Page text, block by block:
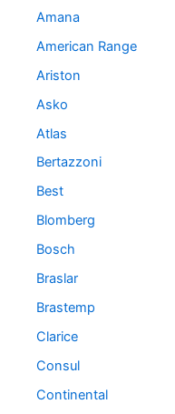
Amana
American Range
Ariston
Asko
Atlas
Bertazzoni
Best
Blomberg
Bosch
Braslar
Brastemp
Clarice
Consul
Continental